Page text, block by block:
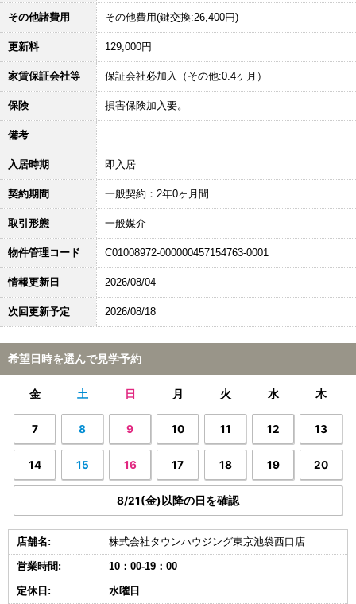
その他諸費用 その他費用(鍵交換:26,400円)
更新料 129,000円
家賃保証会社等 保証会社必加入（その他:0.4ヶ月）
保険 損害保険加入要。
備考
入居時期 即入居
契約期間 一般契約：2年0ヶ月間
取引形態 一般媒介
物件管理コード C01008972-000000457154763-0001
情報更新日 2026/08/04
次回更新予定 2026/08/18
希望日時を選んで見学予約
金 土 日 月 火 水 木
7 8 9 10 11 12 13
14 15 16 17 18 19 20
8/21(金)以降の日を確認
店舗名: 株式会社タウンハウジング東京池袋西口店
営業時間: 10：00-19：00
定休日: 水曜日